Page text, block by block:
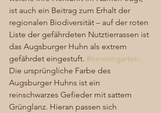
ist auch ein Beitrag zum Erhalt der
regionalen Biodiversität – auf der roten
Liste der gefährdeten Nutztierrassen ist
das Augsburger Huhn als extrem
gefährdet eingestuft. #tiereimgarten
Die ursprüngliche Farbe des
Augsburger Huhns ist ein
reinschwarzes Gefieder mit sattem
Grünglanz. Hieran passen sich